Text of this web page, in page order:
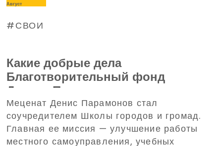
Август
СВОИ
Какие добрые дела
Благотворительный фонд
Дениса Парамонова совершил в
июле (ВИДЕО)
Меценат Денис Парамонов стал
соучредителем Школы городов и громад.
Главная ее миссия — улучшение работы
местного самоуправления, учебных